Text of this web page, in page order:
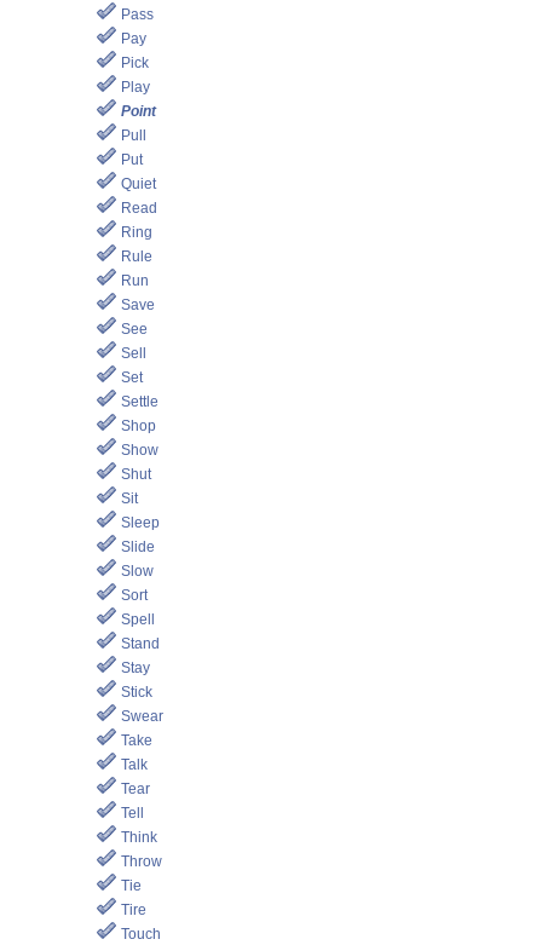
Pass
Pay
Pick
Play
Point
Pull
Put
Quiet
Read
Ring
Rule
Run
Save
See
Sell
Set
Settle
Shop
Show
Shut
Sit
Sleep
Slide
Slow
Sort
Spell
Stand
Stay
Stick
Swear
Take
Talk
Tear
Tell
Think
Throw
Tie
Tire
Touch